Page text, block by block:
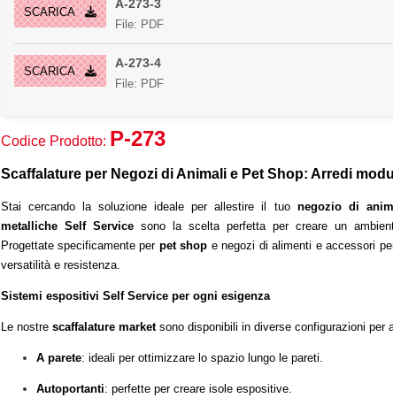
SCARICA
A-273-3
File: PDF
SCARICA
A-273-4
File: PDF
Codice Prodotto: P-273
Scaffalature per Negozi di Animali e Pet Shop: Arredi
Stai cercando la soluzione ideale per allestire il tuo negozio di
metalliche Self Servicesono la scelta perfetta per creare un
Progettate specificamente per pet shop e negozi di alimenti e accessori
versatilità e resistenza.
Sistemi espositivi Self Service per ogni esigenza
Le nostre scaffalature marketsono disponibili in diverse configurazioni per
A parete: ideali per ottimizzare lo spazio lungo le pareti.
Autoportanti: perfette per creare isole espositive.